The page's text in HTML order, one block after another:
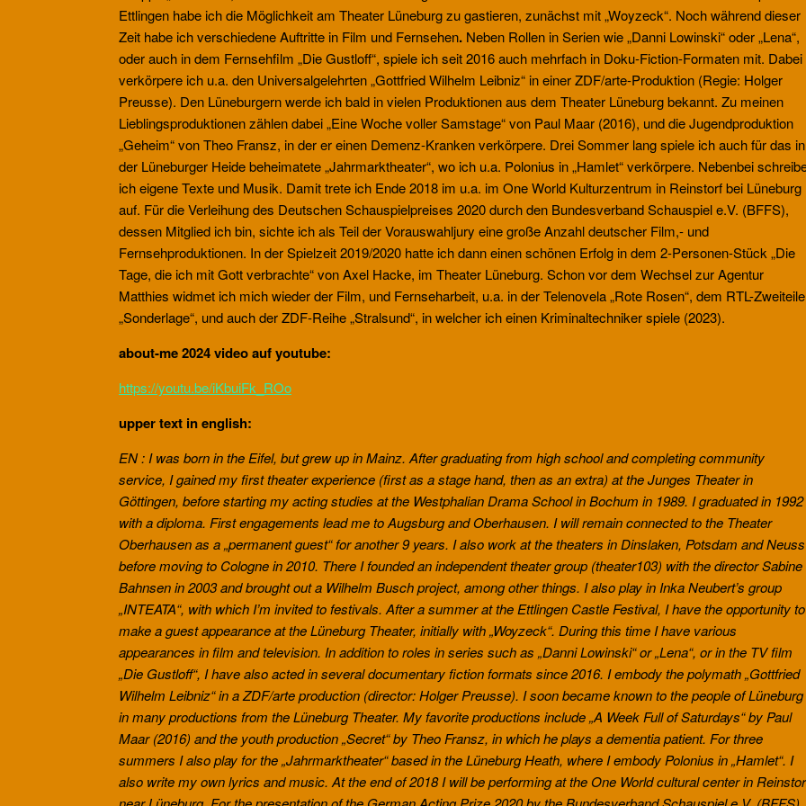
Ettlingen habe ich die Möglichkeit am Theater Lüneburg zu gastieren, zunächst mit „Woyzeck“. Noch während dieser
Zeit habe ich verschiedene Auftritte in Film und Fernsehen. Neben Rollen in Serien wie „Danni Lowinski“oder „Lena“,
oder auch in dem Fernsehfilm „Die Gustloff“, spiele ich seit 2016 auch mehrfach in Doku-Fiction-Formaten mit. Dabei
verkörpere ich u.a. den Universalgelehrten „Gottfried Wilhelm Leibniz“ in einer ZDF/arte-Produktion (Regie: Holger
Preusse). Den Lüneburgern werde ich bald in vielen Produktionen aus dem Theater Lüneburg bekannt. Zu meinen
Lieblingsproduktionen zählen dabei „Eine Woche voller Samstage“ von Paul Maar (2016), und die Jugendproduktion
„Geheim“ von Theo Fransz, in der er einen Demenz-Kranken verkörpere. Drei Sommer lang spiele ich auch für das in
der Lüneburger Heide beheimatete „Jahrmarktheater“, wo ich u.a. Polonius in „Hamlet“ verkörpere. Nebenbei
ich eigene Texte und Musik. Damit trete ich Ende 2018 im u.a. im One World Kulturzentrum in Reinstorf bei Lüneburg
auf. Für die Verleihung des Deutschen Schauspielpreises 2020 durch den Bundesverband Schauspiel e.V. (BFFS),
dessen Mitglied ich bin, sichte ich als Teil der Vorauswahljury eine große Anzahl deutscher Film,- und
Fernsehproduktionen. In der Spielzeit 2019/2020 hatte ich dann einen schönen Erfolg in dem 2-Personen-Stück „Die
Tage, die ich mit Gott verbrachte“ von Axel Hacke, im Theater Lüneburg. Schon vor dem Wechsel zur Agentur
Matthies widmet ich mich wieder der Film, und Fernseharbeit, u.a. in der Telenovela „Rote Rosen“, dem RTL-
„Sonderlage“, und auch der ZDF-Reihe „Stralsund“, in welcher ich einen Kriminaltechniker spiele (2023).
about-me 2024 video auf youtube:
https://youtu.be/iKbuiFk_ROo
upper text in english:
EN : I was born in the Eifel, but grew up in Mainz. After graduating from high school and completing community
service, I gained my first theater experience (first as a stage hand, then as an extra) at the Junges Theater in
Göttingen, before starting my acting studies at the Westphalian Drama School in Bochum in 1989. I graduated in 1992
with a diploma. First engagements lead me to Augsburg and Oberhausen. I will remain connected to the Theater
Oberhausen as a „permanent guest“ for another 9 years. I also work at the theaters in Dinslaken, Potsdam and Neuss
before moving to Cologne in 2010. There I founded an independent theater group (theater103) with the director Sabine
Bahnsen in 2003 and brought out a Wilhelm Busch project, among other things. I also play in Inka Neubert’s group
„INTEATA“, with which I’m invited to festivals. After a summer at the Ettlingen Castle Festival, I have the opportunity to
make a guest appearance at the Lüneburg Theater, initially with „Woyzeck“. During this time I have various
appearances in film and television. In addition to roles in series such as „Danni Lowinski“ or „Lena“, or in the TV film
„Die Gustloff“, I have also acted in several documentary fiction formats since 2016. I embody the polymath „Gottfried
Wilhelm Leibniz“ in a ZDF/arte production (director: Holger Preusse). I soon became known to the people of Lüneburg
in many productions from the Lüneburg Theater. My favorite productions include „A Week Full of Saturdays“ by Paul
Maar (2016) and the youth production „Secret“ by Theo Fransz, in which he plays a dementia patient. For three
summers I also play for the „Jahrmarktheater“ based in the Lüneburg Heath, where I embody Polonius in „Hamlet“. I
also write my own lyrics and music. At the end of 2018 I will be performing at the One World cultural center in